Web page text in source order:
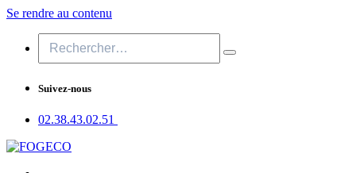
Se rendre au contenu
Suivez-nous
02.38.43​.02.51